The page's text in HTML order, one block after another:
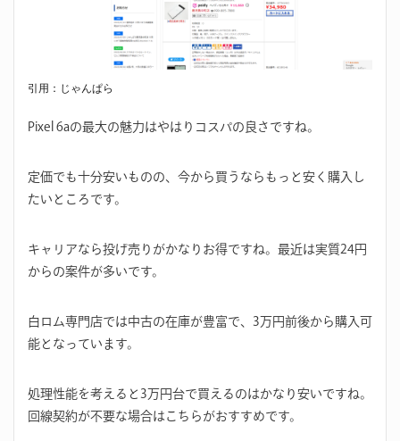
引用：じゃんぱら
Pixel 6aの最大の魅力はやはりコスパの良さですね。
定価でも十分安いものの、今から買うならもっと安く購入し
たいところです。
キャリアなら投げ売りがかなりお得ですね。最近は実質24円
からの案件が多いです。
白ロム専門店では中古の在庫が豊富で、3万円前後から購入可
能となっています。
処理性能を考えると3万円台で買えるのはかなり安いですね。
回線契約が不要な場合はこちらがおすすめです。